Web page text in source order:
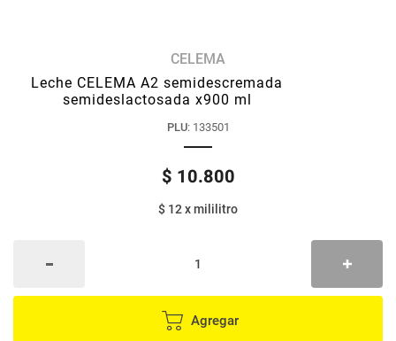
CELEMA
Leche CELEMA A2 semidescremada
semideslactosada x900 ml
PLU: 133501
$ 10.800
$ 12xmililitro
Agregar